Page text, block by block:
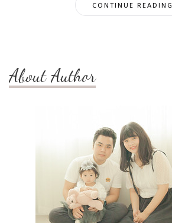
CONTINUE READING
About Author